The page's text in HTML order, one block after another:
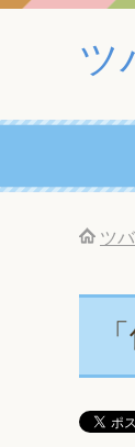
ツ
ツ